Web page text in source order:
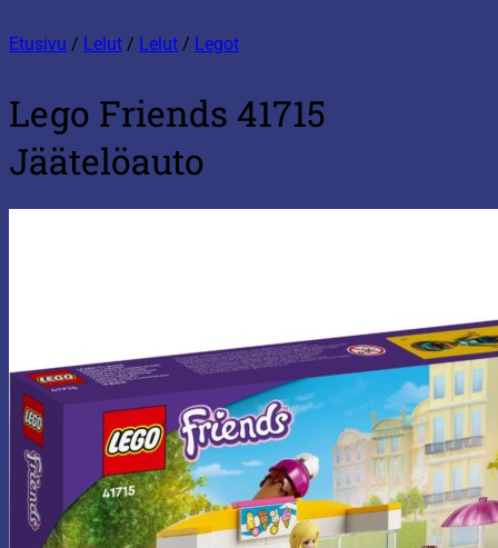
Etusivu / Lelut / Lelut / Legot
Lego Friends 41715
Jäätelöauto